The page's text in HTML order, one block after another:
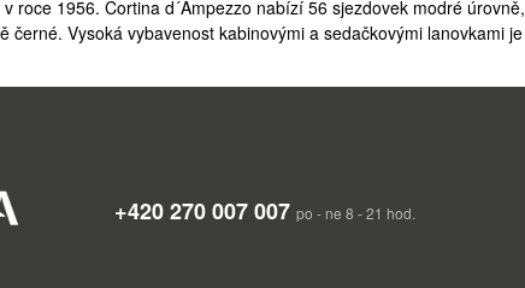
roce 1956. Cortina d´Ampezzo nabízí 56 sjezdovek modré úrovně,
Vysoká vybavenost kabinovými a sedačkovými lanovkami je
Dolomit jako jsou Tofana, Monte Cristallo a Sorapis. Milovníci
dítě 206 - 243 EUR, dospělá osoba 295 - 347 EUR.
+420 270 007 007 po - ne 8 - 21 hod.